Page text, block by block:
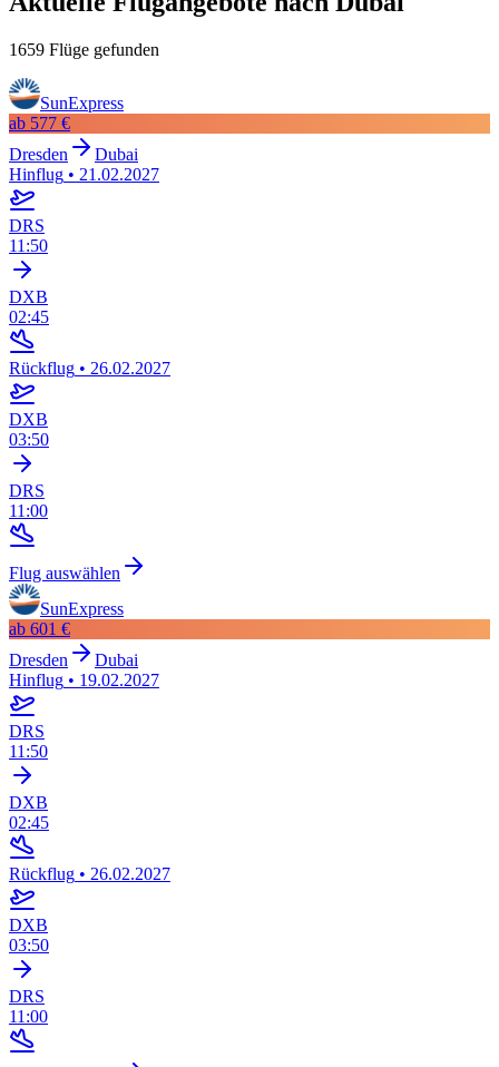
1659 Flüge gefunden
SunExpress
ab 577 €
Dresden
Dubai
Hinflug • 21.02.2027
DRS
11:50
DXB
02:45
Rückflug • 26.02.2027
DXB
03:50
DRS
11:00
Flug auswählen
SunExpress
ab 601 €
Dresden
Dubai
Hinflug • 19.02.2027
DRS
11:50
DXB
02:45
Rückflug • 26.02.2027
DXB
03:50
DRS
11:00